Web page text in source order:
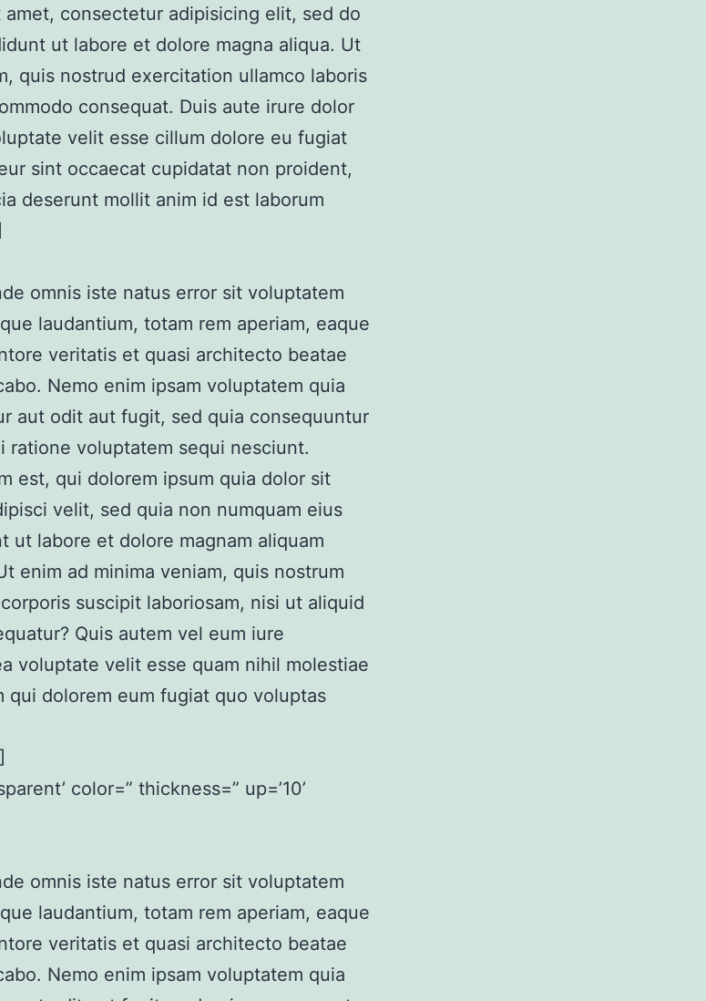
amet, consectetur adipisicing elit, sed do
ut labore et dolore magna aliqua. Ut
quis nostrud exercitation ullamco laboris
consequat. Duis aute irure dolor
velit esse cillum dolore eu fugiat
sint occaecat cupidatat non proident,
deserunt mollit anim id est laborum
omnis iste natus error sit voluptatem
laudantium, totam rem aperiam, eaque
veritatis et quasi architecto beatae
Nemo enim ipsam voluptatem quia
aut odit aut fugit, sed quia consequuntur
ratione voluptatem sequi nesciunt.
est, qui dolorem ipsum quia dolor sit
velit, sed quia non numquam eius
ut labore et dolore magnam aliquam
enim ad minima veniam, quis nostrum
suscipit laboriosam, nisi ut aliquid
Quis autem vel eum iure
voluptate velit esse quam nihil molestiae
qui dolorem eum fugiat quo voluptas
color=” thickness=” up=’10’
omnis iste natus error sit voluptatem
laudantium, totam rem aperiam, eaque
veritatis et quasi architecto beatae
Nemo enim ipsam voluptatem quia